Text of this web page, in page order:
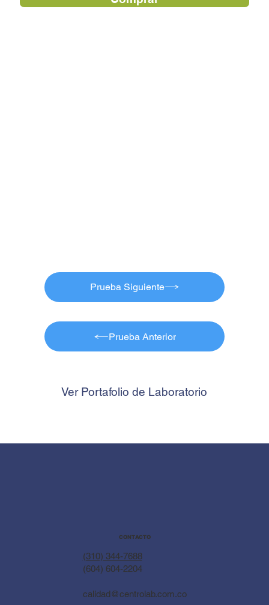
Prueba Anterior
Ver Portafolio de Laboratorio
Prueba Siguiente
CONTACTO
(310) 344-7688
(604) 604-2204
calidad@centrolab.com.co